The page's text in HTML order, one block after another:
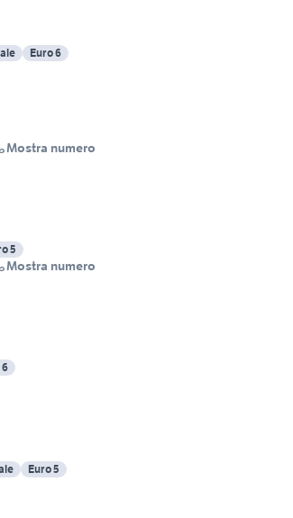
Euro 6
Mostra numero
5
Mostra numero
6
Euro 5